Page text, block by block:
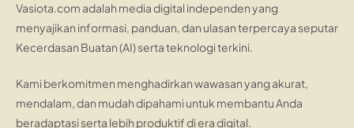
Vasiota.com adalah media digital independen yang
menyajikan informasi, panduan, dan ulasan terpercaya seputar
Kecerdasan Buatan (AI) serta teknologi terkini.
Kami berkomitmen menghadirkan wawasan yang akurat,
mendalam, dan mudah dipahami untuk membantu Anda
beradaptasi serta lebih produktif di era digital.